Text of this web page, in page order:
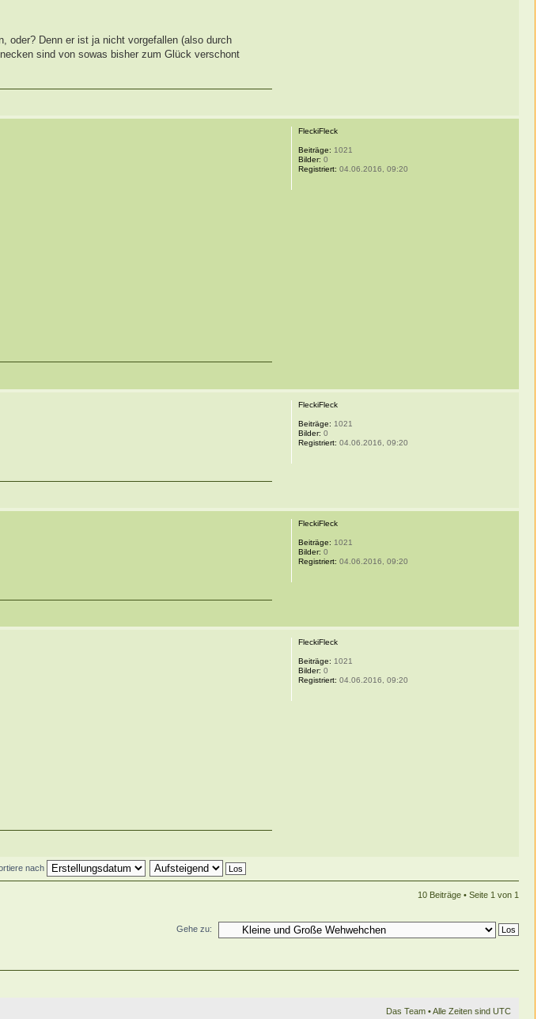
oder? Denn er ist ja nicht vorgefallen (also durch
sind von sowas bisher zum Glück verschont
FleckiFleck
Beiträge: 1021
Bilder: 0
Registriert: 04.06.2016, 09:20
FleckiFleck
Beiträge: 1021
Bilder: 0
Registriert: 04.06.2016, 09:20
FleckiFleck
Beiträge: 1021
Bilder: 0
Registriert: 04.06.2016, 09:20
FleckiFleck
Beiträge: 1021
Bilder: 0
Registriert: 04.06.2016, 09:20
nach
10 Beiträge • Seite 1 von 1
Gehe zu:
Das Team• Alle Zeiten sind UTC